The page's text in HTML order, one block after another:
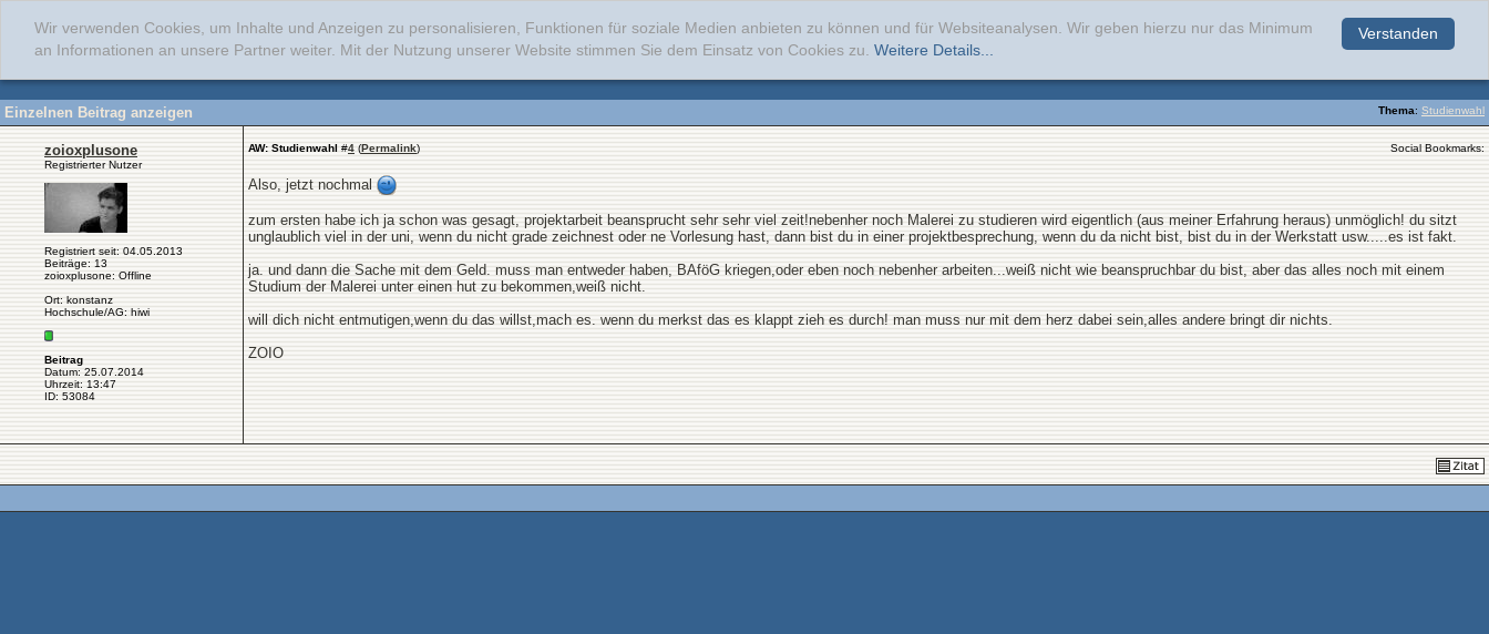
Verstanden
Wir verwenden Cookies, um Inhalte und Anzeigen zu personalisieren, Funktionen für soziale Medien anbieten zu können und für Websiteanalysen. Wir geben hierzu nur das Minimum
an Informationen an unsere Partner weiter. Mit der Nutzung unserer Website stimmen Sie dem Einsatz von Cookies zu. Weitere Details...
Thema: Studienwahl
Einzelnen Beitrag anzeigen
zoioxplusone
Registrierter Nutzer
Registriert seit: 04.05.2013
Beiträge: 13
zoioxplusone: Offline
Ort: konstanz
Hochschule/AG: hiwi
Beitrag
Datum: 25.07.2014
Uhrzeit: 13:47
ID: 53084
AW: Studienwahl #4 (Permalink) Social Bookmarks:
Also, jetzt nochmal
zum ersten habe ich ja schon was gesagt, projektarbeit beansprucht sehr sehr viel zeit!nebenher noch Malerei zu studieren wird eigentlich (aus meiner Erfahrung heraus) unmöglich! du sitzt
unglaublich viel in der uni, wenn du nicht grade zeichnest oder ne Vorlesung hast, dann bist du in einer projektbesprechung, wenn du da nicht bist, bist du in der Werkstatt usw.....es ist fakt.
ja. und dann die Sache mit dem Geld. muss man entweder haben, BAföG kriegen,oder eben noch nebenher arbeiten...weiß nicht wie beanspruchbar du bist, aber das alles noch mit einem
Studium der Malerei unter einen hut zu bekommen,weiß nicht.
will dich nicht entmutigen,wenn du das willst,mach es. wenn du merkst das es klappt zieh es durch! man muss nur mit dem herz dabei sein,alles andere bringt dir nichts.
ZOIO